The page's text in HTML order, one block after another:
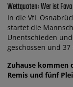
Wettquoten: Wer ist
In die VfL
startet die
Unentschieden
geschossen und
Zuhause kommen
Remis und fünf